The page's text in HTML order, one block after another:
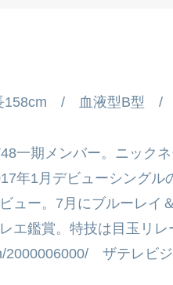
158cm / 血液型B型 /
一期メンバー。ニック
年1月デビューシング
ュー。7月にブルーレイ
エ鑑賞。特技は目玉リレ
2000006000/ ザテレビジ